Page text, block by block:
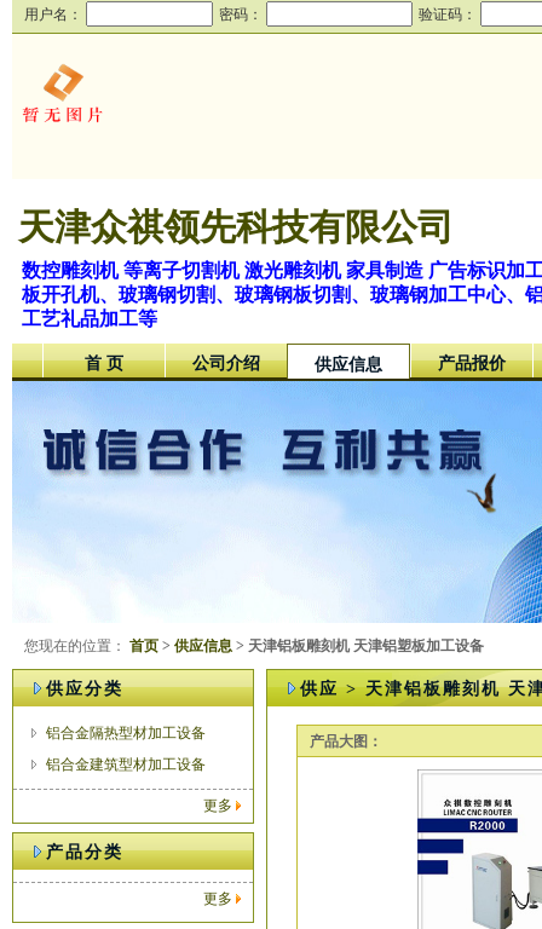
用户名： 密码： 验证码：
天津众祺领先科技有限公司
数控雕刻机 等离子切割机 激光雕刻机 家具制造 广告标识加
板开孔机、玻璃钢切割、玻璃钢板切割、玻璃钢加工中心、
工艺礼品加工等
首 页 公司介绍 供应信息 产品报价
您现在的位置： 首页 > 供应信息 > 天津铝板雕刻机 天津铝塑板加工设备
供应分类
铝合金隔热型材加工设备
铝合金建筑型材加工设备
更多
产品分类
更多
供应 > 天津铝板雕刻机 天
产品大图：